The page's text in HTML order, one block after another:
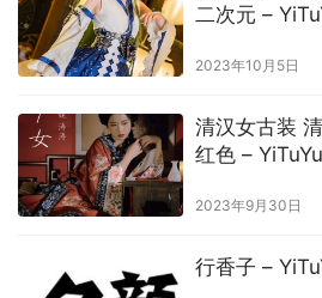
二次元 –
2023年10月5日
清汉女古装
红色 –
2023年9月30日
行香子 –